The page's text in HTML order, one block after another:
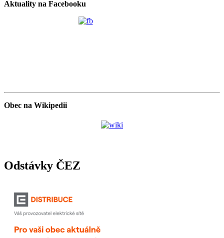
Aktuality na Facebooku
Obec na Wikipedii
Odstávky ČEZ